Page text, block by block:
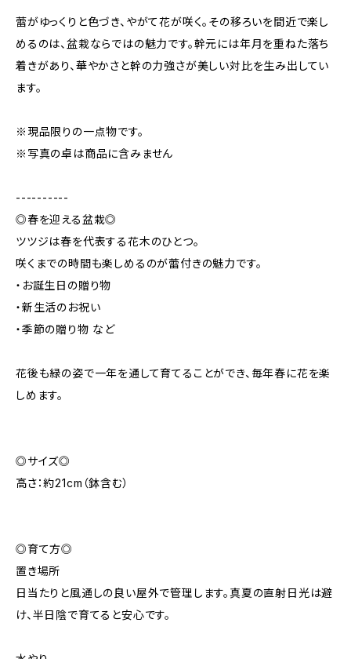
蕾がゆっくりと色づき、やがて花が咲く。その移ろいを間近で楽し
めるのは、盆栽ならではの魅力です。幹元には年月を重ねた落ち
着きがあり、華やかさと幹の力強さが美しい対比を生み出してい
ます。
※現品限りの一点物です。
※写真の卓は商品に含みません
----------
◎春を迎える盆栽◎
ツツジは春を代表する花木のひとつ。
咲くまでの時間も楽しめるのが蕾付きの魅力です。
・お誕生日の贈り物
・新生活のお祝い
・季節の贈り物 など
花後も緑の姿で一年を通して育てることができ、毎年春に花を楽
しめます。
◎サイズ◎
高さ：約21cm（鉢含む）
◎育て方◎
置き場所
日当たりと風通しの良い屋外で管理します。真夏の直射日光は避
け、半日陰で育てると安心です。